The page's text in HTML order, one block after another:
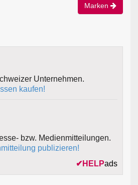
Marken
Unternehmen.
kaufen!
bzw. Medienmitteilungen.
publizieren!
✔ HELPads